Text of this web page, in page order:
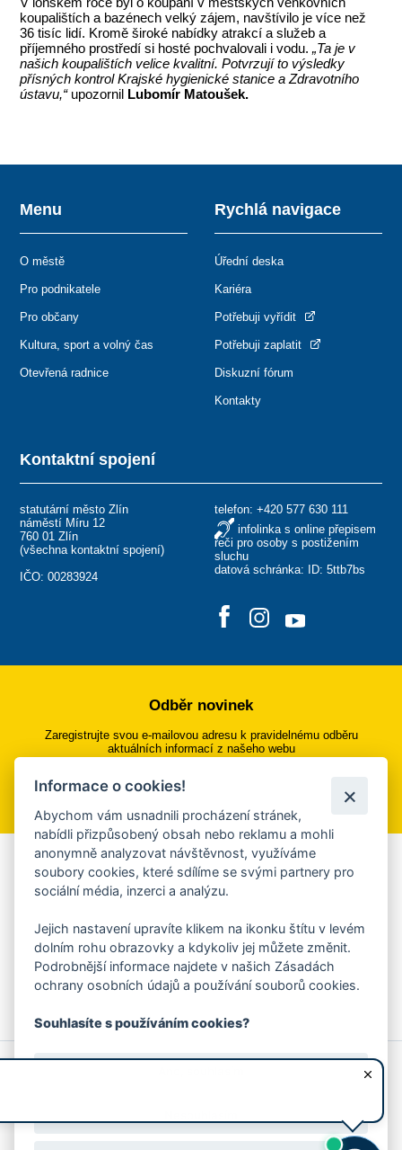
koupalištích a bazénech velký zájem, navštívilo je více než
36 tisíc lidí. Kromě široké nabídky atrakcí a služeb a
příjemného prostředí si hosté pochvalovali i vodu.„Ta je v
našich koupalištích velice kvalitní. Potvrzují to výsledky
přísných kontrol Krajské hygienické stanice a Zdravotního
ústavu,“upozornil Lubomír Matoušek.
Kontaktní spojení
statutární město Zlín
náměstí Míru 12
760 01 Zlín
(všechna kontaktní spojení)
IČO: 00283924
telefon: +420 577 630 111
infolinka s online přepisem
řeči pro osoby s postižením
sluchu
datová schránka: ID: 5ttb7bs
Menu
O městě
Pro podnikatele
Pro občany
Kultura, sport a volný čas
Otevřená radnice
Rychlá navigace
Úřední deska
Kariéra
Potřebuji vyřídit
Potřebuji zaplatit
Diskuzní fórum
Kontakty
Odběr novinek
Zaregistrujte svou e-mailovou adresu k pravidelnému odběru
aktuálních informací z našeho webu
Přihlásit se k odběru
Aplikace Mobilní rozhlas
Chcete dostávat do svého mobilu či mailu upozornění na
ankety, pozvánky na kulturní a sportovní akce?
Více informací o aplikaci
© 2026 Magistrát města Zlína
Prohlášení o používání cookies
Informace o cookies!
Abychom vám usnadnili procházení stránek,
nabídli přizpůsobený obsah nebo reklamu a mohli
anonymně analyzovat návštěvnost, využíváme
soubory cookies, které sdílíme se svými partnery pro
sociální média, inzerci a analýzu.
Jejich nastavení upravíte klikem na ikonku štítu v levém
dolním rohu obrazovky a kdykoliv jej můžete změnit.
Podrobnější informace najdete v našich Zásadách
ochrany osobních údajů a používání souborů cookies.
Souhlasíte s používáním cookies?